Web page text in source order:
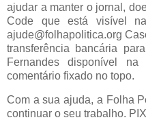
ajudar a manter o jornal,
Code que está visível
ajude@folhapolitica.org
transferência bancária
Fernandes disponível
comentário fixado no topo.
Com a sua ajuda, a Folha
continuar o seu trabalho.